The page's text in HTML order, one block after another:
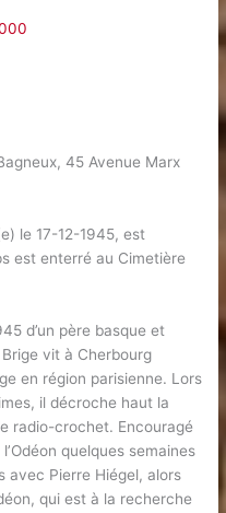
45 Avenue Marx
le 17-12-1945, est
est enterré au Cimetière
d’un père basque et
vit à Cherbourg
en région parisienne. Lors
il décroche haut la
radio-crochet. Encouragé
quelques semaines
avec Pierre Hiégel, alors
qui est à la recherche